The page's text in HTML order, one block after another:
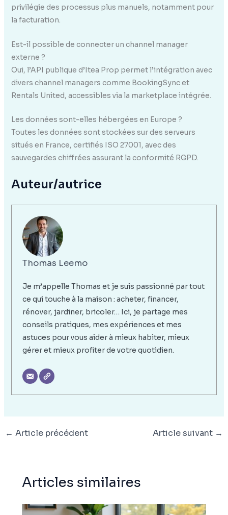
privilégie des processus plus manuels, notamment pour
la facturation.
Est-il possible de connecter un channel manager
externe ?
Oui, l’API publique d’Itea Prop permet l’intégration avec
divers channel managers comme BookingSync et
Rentals United, accessibles via la marketplace intégrée.
Les données sont-elles hébergées en Europe ?
Toutes les données sont stockées sur des serveurs
situés en France, certifiés ISO 27001, avec des
sauvegardes chiffrées assurant la conformité RGPD.
Auteur/autrice
Thomas Leemo
Je m’appelle Thomas et je suis passionné par tout
ce qui touche à la maison : acheter, financer,
rénover, jardiner, bricoler… Ici, je partage mes
conseils pratiques, mes expériences et mes
astuces pour vous aider à mieux habiter, mieux
gérer et mieux profiter de votre quotidien.
← Article précédent Article suivant →
Articles similaires